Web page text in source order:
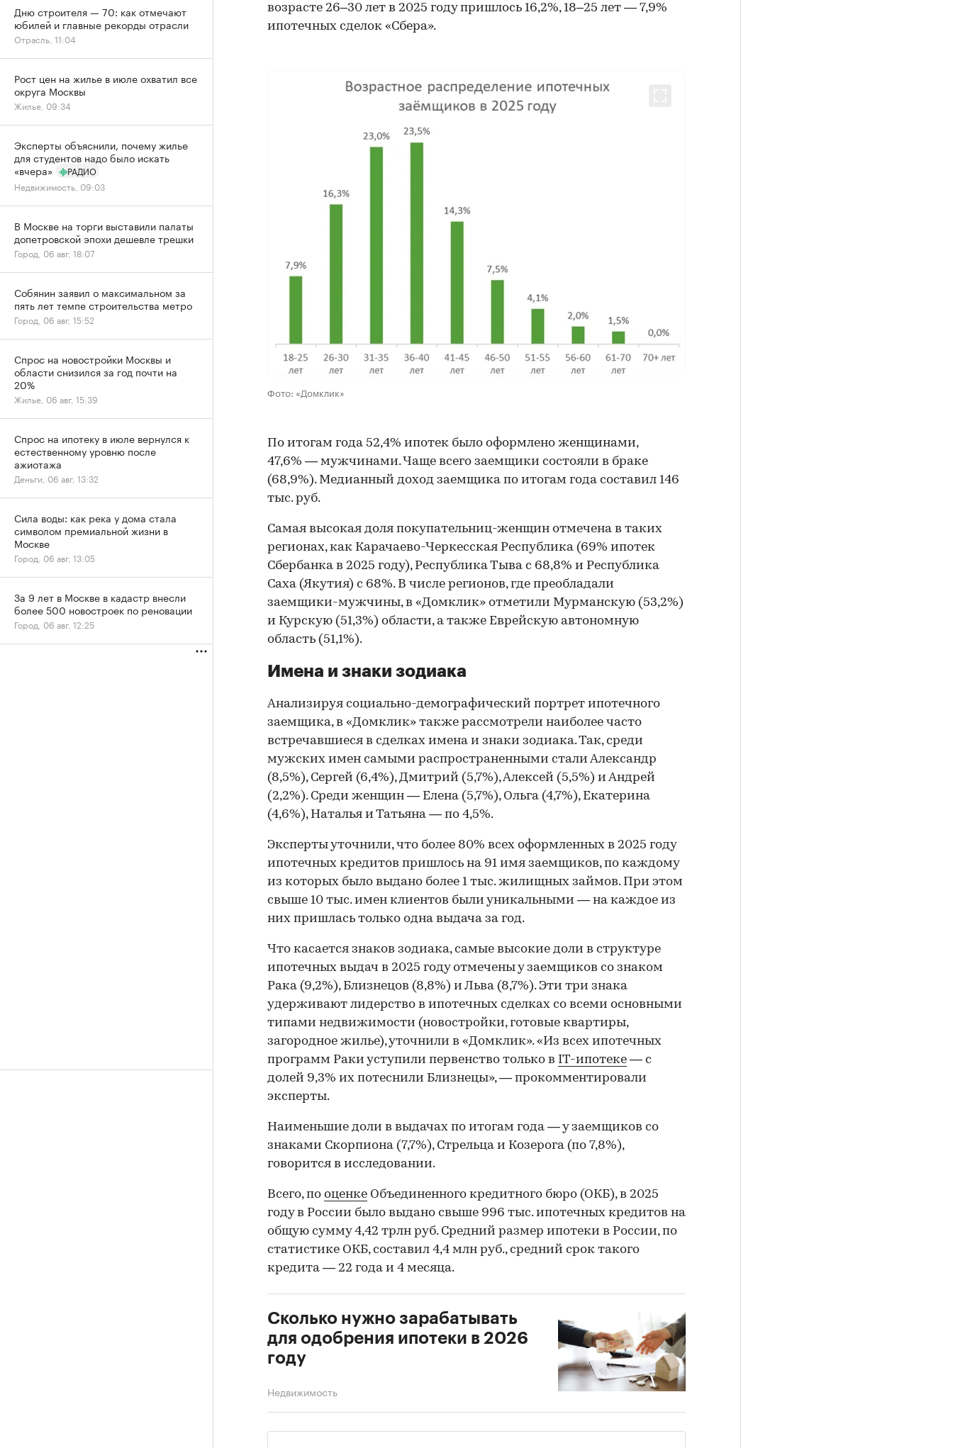
возрасте 26–30 лет в 2025 году пришлось 16,2%, 18–25 лет — 7,9%
ипотечных сделок «Сбера».
Фото: «Домклик»
По итогам года 52,4% ипотек было оформлено женщинами,
47,6% — мужчинами. Чаще всего заемщики состояли в браке
(68,9%). Медианный доход заемщика по итогам года составил 146
тыс. руб.
Самая высокая доля покупательниц-женщин отмечена в таких
регионах, как Карачаево-Черкесская Республика (69% ипотек
Сбербанка в 2025 году), Республика Тыва с 68,8% и Республика
Саха (Якутия) с 68%. В числе регионов, где преобладали
заемщики-мужчины, в «Домклик» отметили Мурманскую (53,2%)
и Курскую (51,3%) области, а также Еврейскую автономную
область (51,1%).
Имена и знаки зодиака
Анализируя социально-демографический портрет ипотечного
заемщика, в «Домклик» также рассмотрели наиболее часто
встречавшиеся в сделках имена и знаки зодиака. Так, среди
мужских имен самыми распространенными стали Александр
(8,5%), Сергей (6,4%), Дмитрий (5,7%), Алексей (5,5%) и Андрей
(2,2%). Среди женщин — Елена (5,7%), Ольга (4,7%), Екатерина
(4,6%), Наталья и Татьяна — по 4,5%.
Эксперты уточнили, что более 80% всех оформленных в 2025 году
ипотечных кредитов пришлось на 91 имя заемщиков, по каждому
из которых было выдано более 1 тыс. жилищных займов. При этом
свыше 10 тыс. имен клиентов были уникальными — на каждое из
них пришлась только одна выдача за год.
Что касается знаков зодиака, самые высокие доли в структуре
ипотечных выдач в 2025 году отмечены у заемщиков со знаком
Рака (9,2%), Близнецов (8,8%) и Льва (8,7%). Эти три знака
удерживают лидерство в ипотечных сделках со всеми основными
типами недвижимости (новостройки, готовые квартиры,
загородное жилье), уточнили в «Домклик». «Из всех ипотечных
программ Раки уступили первенство только в IТ-ипотеке — с
долей 9,3% их потеснили Близнецы», — прокомментировали
эксперты.
Наименьшие доли в выдачах по итогам года — у заемщиков со
знаками Скорпиона (7,7%), Стрельца и Козерога (по 7,8%),
говорится в исследовании.
Всего, по оценке Объединенного кредитного бюро (ОКБ), в 2025
году в России было выдано свыше 996 тыс. ипотечных кредитов на
общую сумму 4,42 трлн руб. Средний размер ипотеки в России, по
статистике ОКБ, составил 4,4 млн руб., средний срок такого
кредита — 22 года и 4 месяца.
Сколько нужно зарабатывать
для одобрения ипотеки в 2026
году
Недвижимость
Дню строителя — 70: как отмечают
юбилей и главные рекорды отрасли
Отрасль, 11:04
Рост цен на жилье в июле охватил все
округа Москвы
Жилье, 09:34
Эксперты объяснили, почему жилье
для студентов надо было искать
«вчера»
РАДИО
Недвижимость, 09:03
В Москве на торги выставили палаты
допетровской эпохи дешевле трешки
Город, 06 авг, 18:07
Собянин заявил о максимальном за
пять лет темпе строительства метро
Город, 06 авг, 15:52
Спрос на новостройки Москвы и
области снизился за год почти на
20%
Жилье, 06 авг, 15:39
Спрос на ипотеку в июле вернулся к
естественному уровню после
ажиотажа
Деньги, 06 авг, 13:32
Сила воды: как река у дома стала
символом премиальной жизни в
Москве
Город, 06 авг, 13:05
За 9 лет в Москве в кадастр внесли
более 500 новостроек по реновации
Город, 06 авг, 12:25